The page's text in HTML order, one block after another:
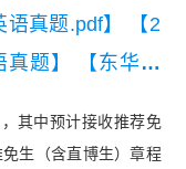
真题.pdf】
【2
题】
【东华大
其中预计接收推荐免
生（含直博生）章程